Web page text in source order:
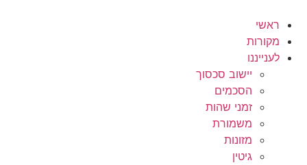
לתוכן
ראשי
מקורות
לענייננו
יישוב סכסוך
הסכמים
זמני שהות
משמורת
מזונות
גיטין